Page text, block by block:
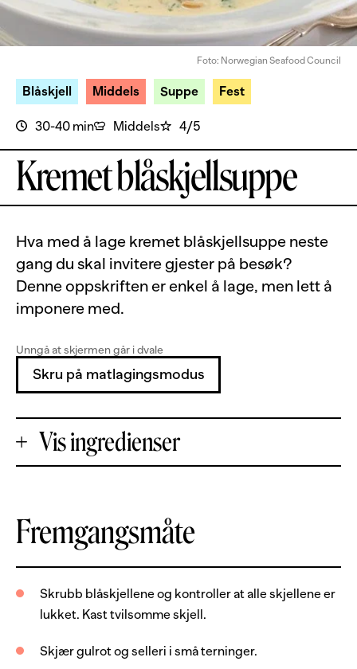
Foto: Norwegian Seafood Council
Blåskjell Middels Suppe Fest
30-40 min Middels 4/5
Kremet blåskjellsuppe
Hva med å lage kremet blåskjellsuppe neste
gang du skal invitere gjester på besøk?
Denne oppskriften er enkel å lage, men lett å
imponere med.
Unngå at skjermen går i dvale
Skru på matlagingsmodus
Vis ingredienser
Porsjoner
1 kg
blåskjell
1 stk
gulrot
1 skive
sellerirot
Fremgangsmåte
Skrubb blåskjellene og kontroller at alle skjellene er
lukket. Kast tvilsomme skjell.
Skjær gulrot og selleri i små terninger.